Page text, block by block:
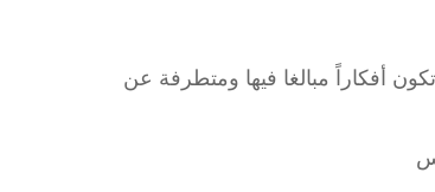
أفكاراً مبالغا فيها ومتطرفة عن